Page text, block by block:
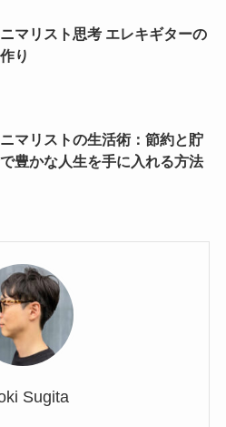
マリスト思考 エレキギターの
り
マリストの生活術：節約と貯
豊かな人生を手に入れる方法
Sugita